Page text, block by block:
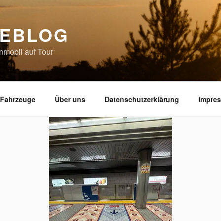
auf Tour
Über uns Datenschutzerklärung